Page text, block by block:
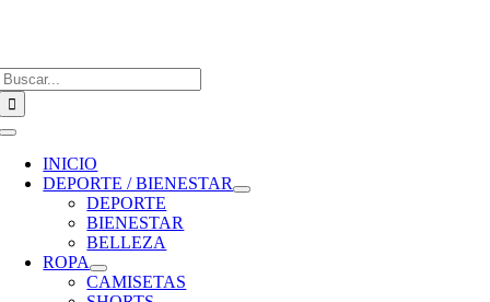
Toggle
Navigation
INICIO
DEPORTE / BIENESTAR
DEPORTE
BIENESTAR
BELLEZA
ROPA
CAMISETAS